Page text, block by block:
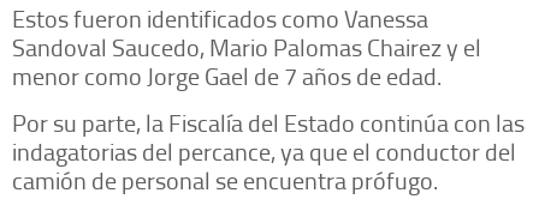
Estos fueron identificados como Vanessa
Sandoval Saucedo, Mario Palomas Chairez y el
menor como Jorge Gael de 7 años de edad.
Por su parte, la Fiscalía del Estado continúa con las
indagatorias del percance, ya que el conductor del
camión de personal se encuentra prófugo.